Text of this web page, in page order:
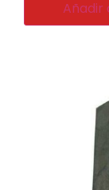
Añadir